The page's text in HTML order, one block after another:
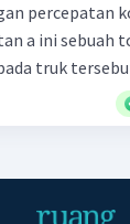
percepatan
a ini sebuah
truk